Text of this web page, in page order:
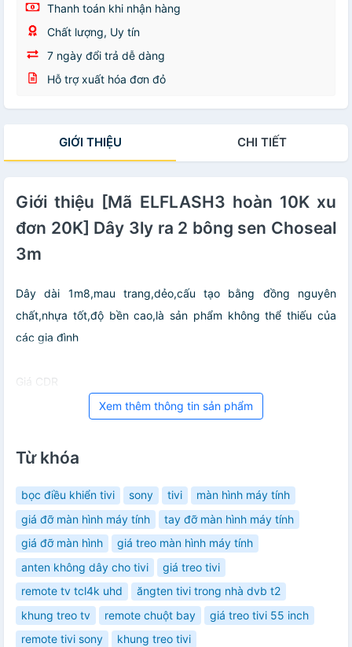
Thanh toán khi nhận hàng
Chất lượng, Uy tín
7 ngày đổi trả dễ dàng
Hỗ trợ xuất hóa đơn đỏ
GIỚI THIỆU CHI TIẾT
Giới thiệu [Mã ELFLASH3 hoàn 10K xu
đơn 20K] Dây 3ly ra 2 bông sen Choseal
3m
Dây dài 1m8,mau trang,dẻo,cấu tạo bằng đồng nguyên
chất,nhựa tốt,độ bền cao,là sản phẩm không thể thiếu của
các gia đình
Giá CDR
Xem thêm thông tin sản phẩm
Từ khóa
bọc điều khiển tivi sony tivi
màn hình máy tính
giá đỡ màn hình máy tính
tay đỡ màn hình máy tính
giá đỡ màn hình
giá treo màn hình máy tính
anten không dây cho tivi
giá treo tivi
remote tv tcl4k uhd
ăngten tivi trong nhà dvb t2
khung treo tv
remote chuột bay
giá treo tivi 55 inch
remote tivi sony
khung treo tivi